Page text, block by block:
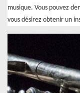
musique. Vous pouvez
vous désirez obtenir un